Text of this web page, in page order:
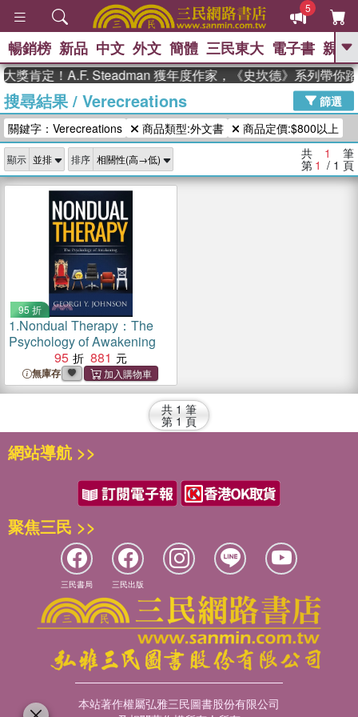
5
GO
熱搜： 高希均教授回憶錄
、 The Odyssey 、 父親節 、 如果歷
史是一群喵 、 暑期推薦 、 國際布克
獎 臺灣漫遊錄 、 方念華 、 台灣的李
登輝時代
數學女孩：黎曼猜想 、
偉大的迷走神經
暢銷榜 新品 中文 外文 簡體 三民東大 電子書 親子
獎肯定！A.F. Steadman 獲年度作家，《史坎德》系列帶你
搜尋結果/ Verecreations
篩選
關鍵字：Verecreations
商品類型:外文書 商品定價:$800以上
顯示 排序 共 1 筆
第 1 / 1 頁
95 折
1.Nondual Therapy：The
Psychology of Awakening
95
881
無庫存
共 1 筆
第 1 頁
網站導航 >>
聚焦三民 >>
三民書局 三民出版
本站著作權屬弘雅三民圖書股份有限公司